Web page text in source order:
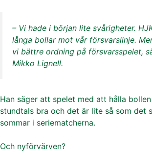
– Vi hade i början lite svårigheter.
långa bollar mot vår försvarslinje.
vi bättre ordning på försvarsspelet,
Mikko Lignell.
Han säger att spelet med att hålla
stundtals bra och det är lite så som det
sommar i seriematcherna.
Och nyförvärven?